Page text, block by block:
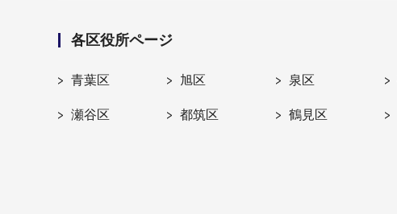
各区役所ページ
青葉区 旭区 泉区
瀬谷区 都筑区 鶴見区